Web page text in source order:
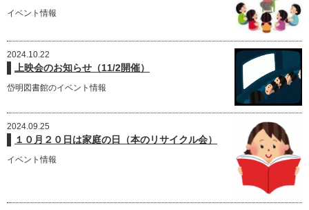
イベント情報
2024.10.22
上映会のお知らせ（11/2開催）
岱明図書館のイベント情報
2024.09.25
１０月２０日は家庭の日（本のリサイクル会）
イベント情報